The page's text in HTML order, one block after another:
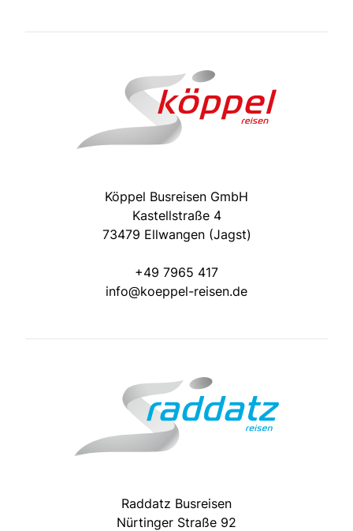
Köppel Busreisen GmbH
Kastellstraße 4
73479 Ellwangen (Jagst)
+49 7965 417
info@koeppel-reisen.de
Raddatz Busreisen
Nürtinger Straße 92